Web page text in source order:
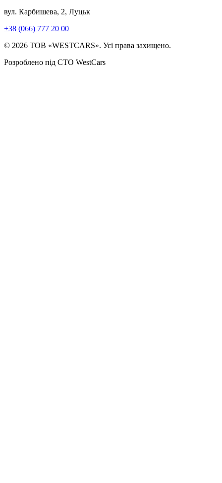
вул. Карбишева, 2, Луцьк
+38 (066) 777 20 00
© 2026 ТОВ «WESTCARS». Усі права захищено.
Розроблено під СТО WestCars